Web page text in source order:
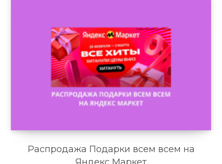
Распродажа Подарки всем всем на
Яндекс Маркет